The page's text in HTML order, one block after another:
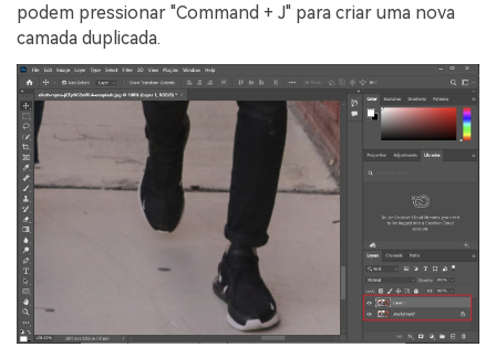
podem pressionar "Command + J" para criar uma nova
camada duplicada.